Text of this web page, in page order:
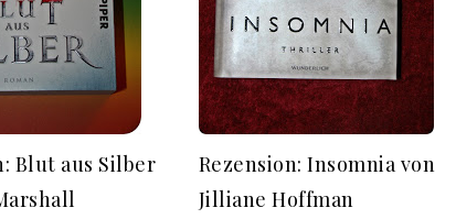
Blut aus Silber
Rezension: Insomnia von
Jilliane Hoffman